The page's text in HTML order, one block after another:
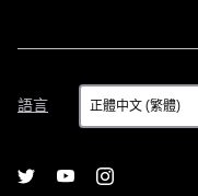
語言
語
言